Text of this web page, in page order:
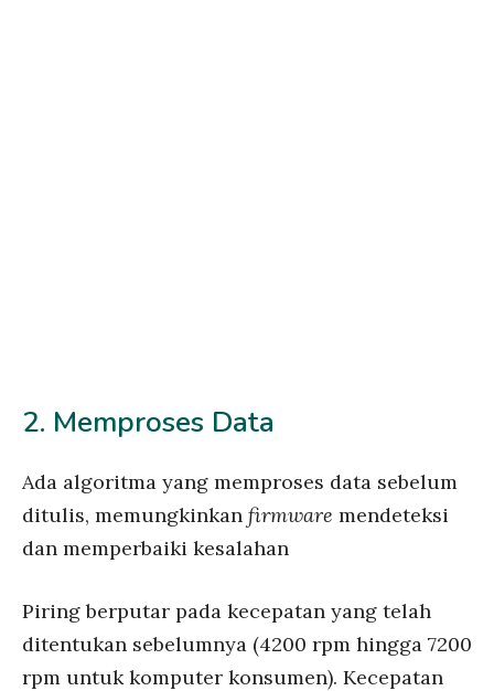
2. Memproses Data
Ada algoritma yang memproses data sebelum
ditulis, memungkinkan firmware mendeteksi
dan memperbaiki kesalahan
Piring berputar pada kecepatan yang telah
ditentukan sebelumnya (4200 rpm hingga 7200
rpm untuk komputer konsumen). Kecepatan